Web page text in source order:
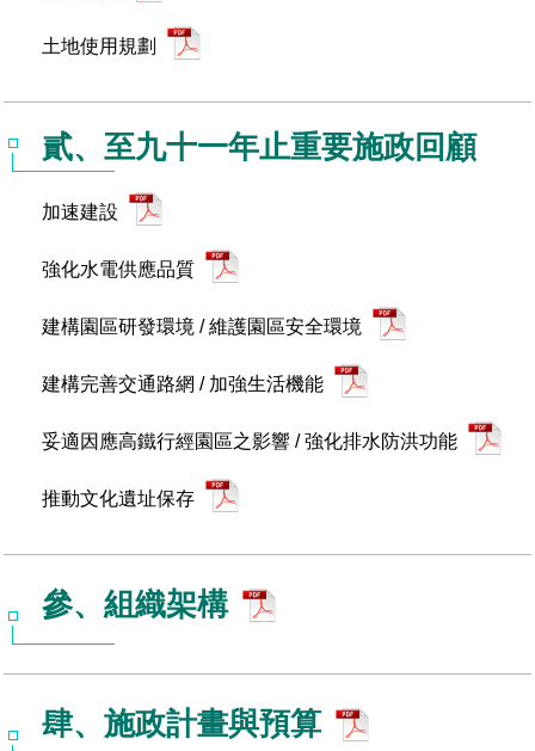
機關採購廉政平臺
檔案應用服務須知
檔案教育訓練及標竿學習
檔案管理局相關連結
WebMail(新)
園區資源再生中心
園區土地廠房宿舍出租資訊
水電供應
污水處理廠
廠商名錄
研究機構
育成中心
文化藝術
考古遺址
南科新港堂
園區生活
生活服務
園區宿舍簡介
自行車道網
南科實中
人文景觀地圖
創新創業
南科AI_ROBOT自造基地
南科創業工坊
永續園區
企業社會責任
永續LOHAS綠色園區
生態資產
「沙崙生態科學園區生態保育協作平台」公開資訊
工商業務
工安管理
環保管理
勞資管理
建築管理
營建管理
電子公文交換
場地借用
宿舍租金費用
廢棄物清除處理費
園區培訓課程
科學園區人才培育補助計畫
新興科技應用計畫
敦親睦鄰經費補助
園區參訪申請
性平專區
園區廠商採購資訊
土地使用規劃
貳、至九十一年止重要施政回顧
加速建設
強化水電供應品質
建構園區研發環境 / 維護園區安全環境
建構完善交通路網 / 加強生活機能
妥適因應高鐵行經園區之影響 / 強化排水防洪功能
推動文化遺址保存
參、組織架構
肆、施政計畫與預算